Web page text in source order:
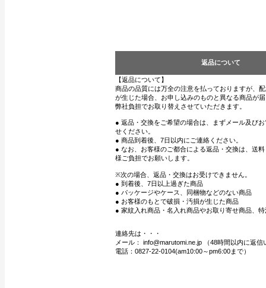
返品について
【返品について】
商品の品質には万全の注意を払っておりますが、
が生じた場合、お申し込みのものと異なる商品が
弊社負担でお取り替えさせていただきます。
● 返品・交換をご希望の場合は、まずメール及び
せください。
● 商品到着後、7日以内にご連絡ください。
● なお、お客様のご都合による返品・交換は、送
様ご負担でお願いします。
※次の場合、返品・交換はお受けできません。
● 到着後、7日以上過ぎた商品
● パッケージやケース、同梱物などのない商品
● お客様のもとで破損・汚損が生じた商品
● 家紋入れ商品・名入れ商品やお取り寄せ商品、
連絡先は・・・
メール： info@marutomi.ne.jp （48時間以内に返信
電話：0827-22-0104(am10:00～pm6:00まで）